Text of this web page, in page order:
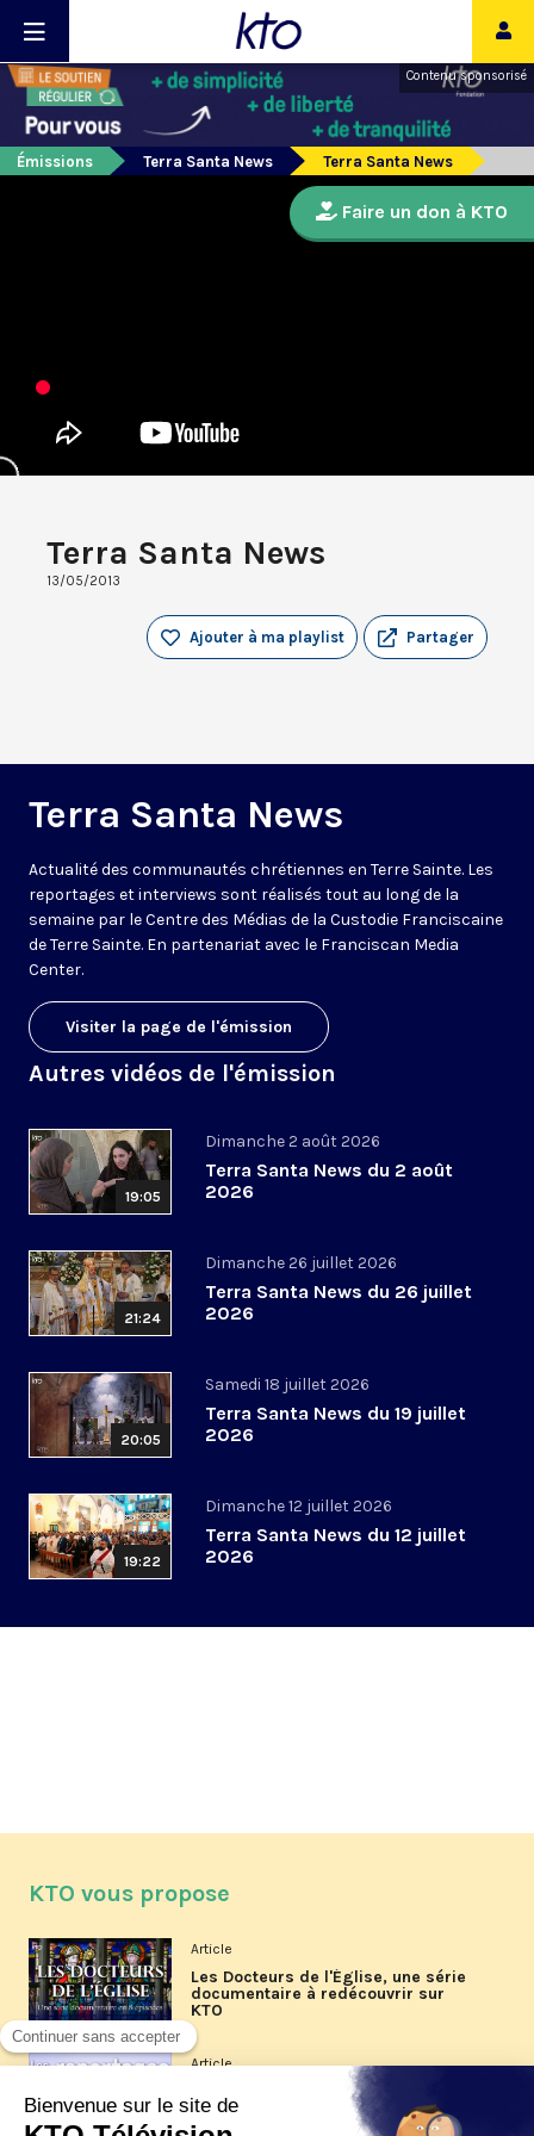
Contenu sponsorisé
Émissions Terra Santa News Terra Santa News
Terra Santa News
13/05/2013
Partager
Ajouter à ma playlist
Terra Santa News
Actualité des communautés chrétiennes en Terre Sainte. Les
reportages et interviews sont réalisés tout au long de la
semaine par le Centre des Médias de la Custodie Franciscaine
de Terre Sainte. En partenariat avec le Franciscan Media
Center.
Visiter la page de l'émission
Autres vidéos de l'émission
19:05
Dimanche 2 août 2026
Terra Santa News du 2 août
2026
21:24
Dimanche 26 juillet 2026
Terra Santa News du 26 juillet
2026
20:05
Samedi 18 juillet 2026
Terra Santa News du 19 juillet
2026
19:22
Dimanche 12 juillet 2026
Terra Santa News du 12 juillet
2026
Faire un don à KTO
KTO vous propose
Article
Les Docteurs de l'Église, une série
documentaire à redécouvrir sur
KTO
Article
Les reportages d'été 2026 de KTO